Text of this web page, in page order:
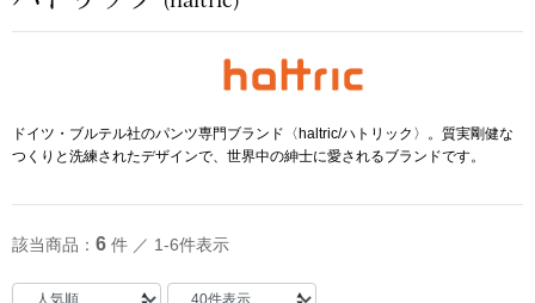
すべて見る
ダーウェア
アウター
コート
ドイツ・ブルテル社のパンツ専門ブランド〈haltric/ハトリック〉。質実剛健な
つくりと洗練されたデザインで、世界中の紳士に愛されるブランドです。
該当商品： 6 件 ／ 1-6件表示